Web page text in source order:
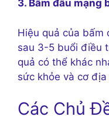
3. Bấm đầu mạng
Hiệu quả của bấm
sau 3-5 buổi điều
quả có thể khác
sức khỏe và cơ
Các Chủ